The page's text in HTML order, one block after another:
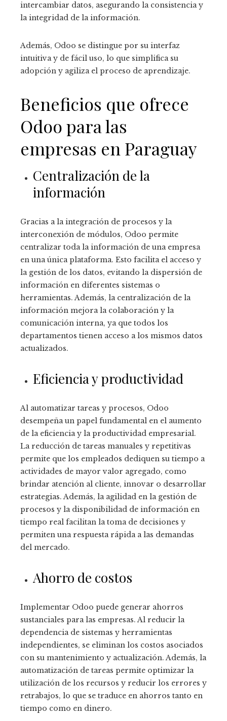
intercambiar datos, asegurando la consistencia y
la integridad de la información.
Además, Odoo se distingue por su interfaz
intuitiva y de fácil uso, lo que simplifica su
adopción y agiliza el proceso de aprendizaje.
Beneficios que ofrece
Odoopara las
empresas en Paraguay
Centralización de la
información
Gracias a la integración de procesos y la
interconexión de módulos, Odoo permite
centralizar toda la información de una empresa
en una única plataforma. Esto facilita el acceso y
la gestión de los datos, evitando la dispersión de
información en diferentes sistemas o
herramientas. Además, la centralización de la
información mejora la colaboración y la
comunicación interna, ya que todos los
departamentos tienen acceso a los mismos datos
actualizados.
Eficiencia y productividad
Al automatizar tareas y procesos, Odoo
desempeña un papel fundamental en el aumento
de la eficiencia y la productividad empresarial.
La reducción de tareas manuales y repetitivas
permite que los empleados dediquen su tiempo a
actividades de mayor valor agregado, como
brindar atención al cliente, innovar o desarrollar
estrategias. Además, la agilidad en la gestión de
procesos y la disponibilidad de información en
tiempo real facilitan la toma de decisiones y
permiten una respuesta rápida a las demandas
del mercado.
Ahorro de costos
Implementar Odoo puede generar ahorros
sustanciales para las empresas. Al reducir la
dependencia de sistemas y herramientas
independientes, se eliminan los costos asociados
con su mantenimiento y actualización. Además, la
automatización de tareas permite optimizar la
utilización de los recursos y reducir los errores y
retrabajos, lo que se traduce en ahorros tanto en
tiempo como en dinero.